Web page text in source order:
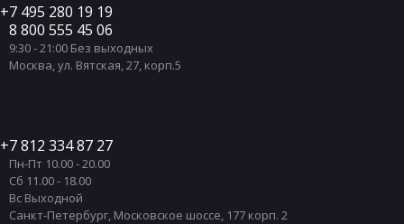
7 495 280 19 19
8 800 555 45 06
9:30 - 21:00 Без выходных
Москва ул. Вятская, 27, корп.5
7 812 334 87 27
Пн-Пт 10.00 - 20.00
Сб 11.00 - 18.00
Вс Выходной
Санкт-Петербург Московское шоссе, 177 корп. 2